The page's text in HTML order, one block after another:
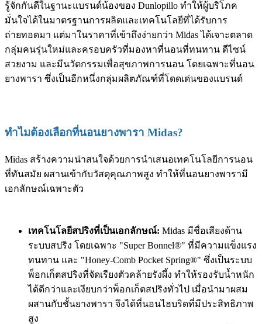
รู้จักกันดีในฐานะแบรนด์น้องของ Dunlopillo ทำให้ผู้บริโภค
มั่นใจได้ในมาตรฐานการผลิตและเทคโนโลยีที่ได้รับการ
ถ่ายทอดมา แต่มาในราคาที่เข้าถึงง่ายกว่า Midas ได้เจาะตลาด
กลุ่มคนรุ่นใหม่และครอบครัวที่มองหาที่นอนที่ทนทาน ดีไซน์
สวยงาม และมีนวัตกรรมเพื่อสุขภาพการนอน โดยเฉพาะที่นอน
ยางพารา ซึ่งเป็นอีกหนึ่งกลุ่มผลิตภัณฑ์ที่โดดเด่นของแบรนด์
ทำไมต้องเลือกที่นอนยางพารา Midas?
Midas สร้างความน่าสนใจด้วยการนำเสนอเทคโนโลยีการนอน
ที่ทันสมัย ผสานเข้ากับวัสดุคุณภาพสูง ทำให้ที่นอนยางพารามี
เอกลักษณ์เฉพาะตัว
เทคโนโลยีสปริงที่เป็นเอกลักษณ์: Midas มีชื่อเสียงด้าน
ระบบสปริง โดยเฉพาะ "Super Bonnel®" ที่มีความแข็งแรง
ทนทาน และ "Honey-Comb Pocket Spring®" ซึ่งเป็นระบบ
พ็อกเก็ตสปริงที่จัดเรียงตัวคล้ายรังผึ้ง ทำให้รองรับน้ำหนัก
ได้ดีกว่าและเงียบกว่าพ็อกเก็ตสปริงทั่วไป เมื่อนำมาผสม
ผสานกับชั้นยางพารา จึงได้ที่นอนไฮบริดที่มีประสิทธิภาพ
สูง